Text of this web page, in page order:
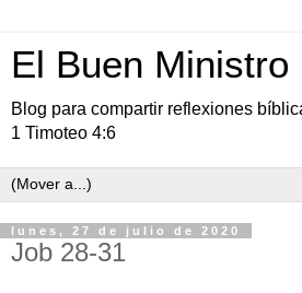
El Buen Ministro
Blog para compartir reflexiones
1 Timoteo 4:6
lunes, 27 de julio de 2020
Job 28-31